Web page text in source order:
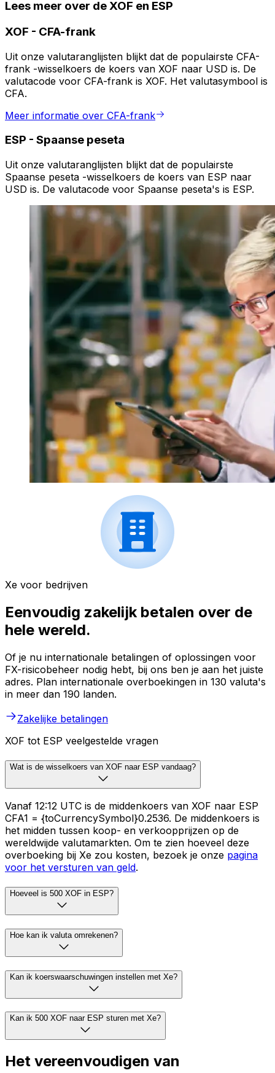
Lees meer over de XOF en ESP
XOF - CFA-frank
Uit onze valutaranglijsten blijkt dat de populairste CFA-
frank -wisselkoers de koers van XOF naar USD is. De
valutacode voor CFA-frank is XOF. Het valutasymbool is
CFA.
Meer informatie over CFA-frank
ESP - Spaanse peseta
Uit onze valutaranglijsten blijkt dat de populairste
Spaanse peseta -wisselkoers de koers van ESP naar
USD is. De valutacode voor Spaanse peseta's is ESP.
Xe voor bedrijven
Eenvoudig zakelijk betalen over de
hele wereld.
Of je nu internationale betalingen of oplossingen voor
FX-risicobeheer nodig hebt, bij ons ben je aan het juiste
adres. Plan internationale overboekingen in 130 valuta's
in meer dan 190 landen.
Zakelijke betalingen
XOF tot ESP veelgestelde vragen
Wat is de wisselkoers van XOF naar ESP vandaag?
Vanaf 12:12 UTC is de middenkoers van XOF naar ESP
CFA1 = {toCurrencySymbol}0.2536. De middenkoers is
het midden tussen koop- en verkoopprijzen op de
wereldwijde valutamarkten. Om te zien hoeveel deze
overboeking bij Xe zou kosten, bezoek je onze pagina
voor het versturen van geld.
Hoeveel is 500 XOF in ESP?
Hoe kan ik valuta omrekenen?
Kan ik koerswaarschuwingen instellen met Xe?
Kan ik 500 XOF naar ESP sturen met Xe?
Het vereenvoudigen van